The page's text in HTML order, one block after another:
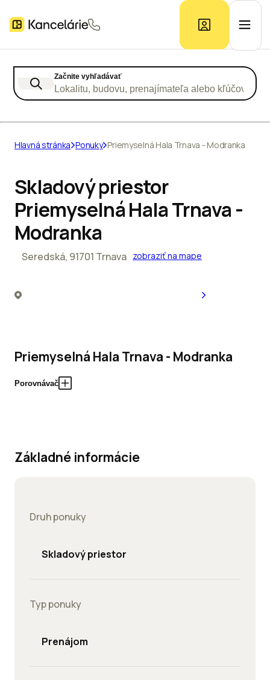
Prieskum trhu
Inzerát
Začnite vyhľadávať
Lokalitu, budovu, prenajímateľa alebo kľúčové
Hlavná stránka Ponuky Priemyselná Hala Trnava - Modranka
Skladový priestor
Priemyselná Hala Trnava -
Modranka
Seredská, 91701 Trnava zobraziť na mape
Priemyselná Hala Trnava - Modranka
Porovnávač
Základné informácie
Druh ponuky
Skladový priestor
Typ ponuky
Prenájom